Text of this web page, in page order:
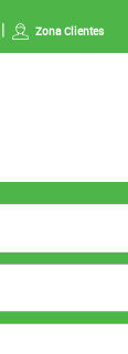
Zona Clientes